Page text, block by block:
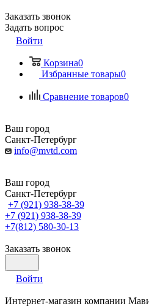
Заказать звонок
Задать вопрос
Войти
Корзина0
Избранные товары0
Сравнение товаров0
Ваш город
Санкт-Петербург
info@mvtd.com
Ваш город
Санкт-Петербург
+7 (921) 938-38-39
+7 (921) 938-38-39
+7(812) 580-30-13
Заказать звонок
Войти
Интернет-магазин компании